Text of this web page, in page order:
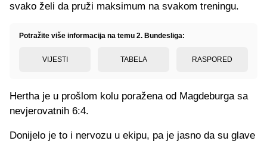
svako želi da pruži maksimum na svakom treningu.
Potražite više informacija na temu 2. Bundesliga:
VIJESTI TABELA RASPORED
Hertha je u prošlom kolu poražena od Magdeburga sa
nevjerovatnih 6:4.
Donijelo je to i nervozu u ekipu, pa je jasno da su glave